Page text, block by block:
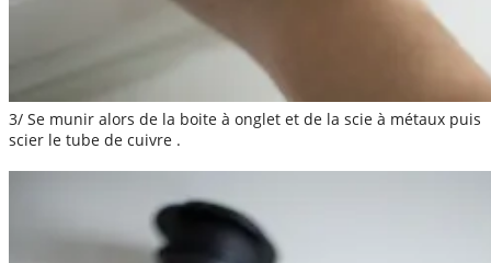
3/ Se munir alors de la boite à onglet et de la scie à métaux puis
scier le tube de cuivre .